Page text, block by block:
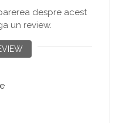
despre acest
un review.